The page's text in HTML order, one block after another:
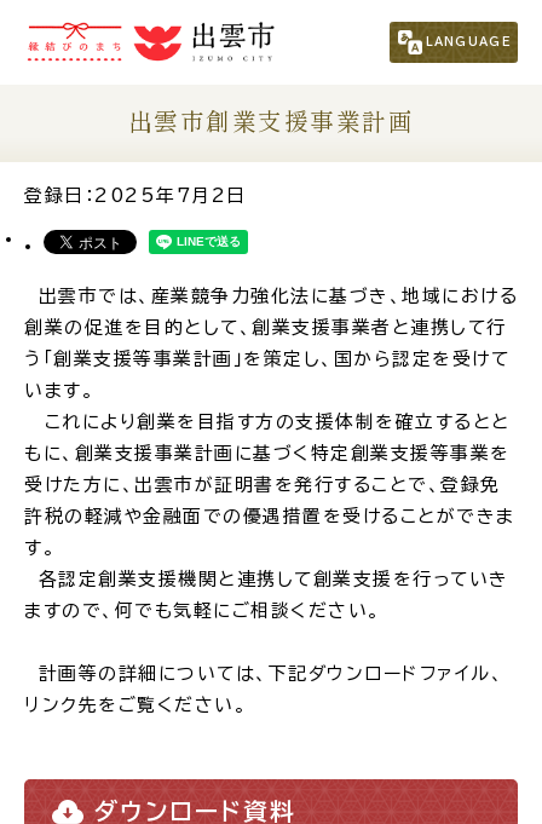
LANGUAGE
市民の方 （くらし・行政・議会）
事業者の方
観光される方
移住・定住をお考えの方
For Foreigners
外国人の方へ
新着情報一覧
ふるさと納税
場面から 探す
出雲市創業支援事業計画
登録日：2025年7月2日
出雲市では、産業競争力強化法に基づき、地域における
創業の促進を目的として、創業支援事業者と連携して行
う「創業支援等事業計画」を策定し、国から認定を受けて
います。
これにより創業を目指す方の支援体制を確立するとと
もに、創業支援事業計画に基づく特定創業支援等事業を
受けた方に、出雲市が証明書を発行することで、登録免
許税の軽減や金融面での優遇措置を受けることができま
す。
各認定創業支援機関と連携して創業支援を行っていき
ますので、何でも気軽にご相談ください。
計画等の詳細については、下記ダウンロードファイル、
リンク先をご覧ください。
ダウンロード資料